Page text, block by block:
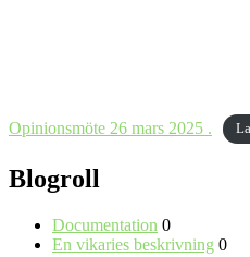
Opinionsmöte 26 mars 2025 .
Blogroll
Documentation 0
En vikaries beskrivning 0